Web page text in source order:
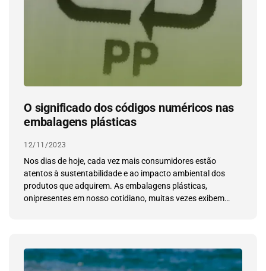
O significado dos códigos numéricos nas
embalagens plásticas
12/11/2023
Nos dias de hoje, cada vez mais consumidores estão
atentos à sustentabilidade e ao impacto ambiental dos
produtos que adquirem. As embalagens plásticas,
onipresentes em nosso cotidiano, muitas vezes exibem